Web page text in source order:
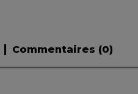
Commentaires (0)